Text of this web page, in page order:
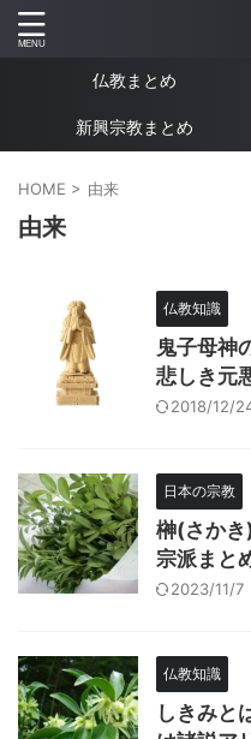
仏教まとめ
新興宗教まとめ
HOME > 由来
由来
仏教知識
鬼子母神
悲しき元
2018/12/
日本の宗教
榊(さかき
宗派まと
2023/11/7
仏教知識
しきみと